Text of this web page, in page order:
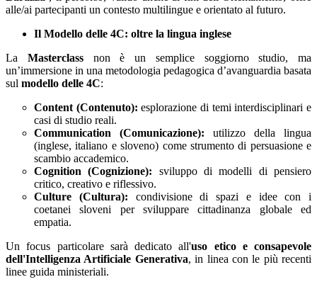
alle/ai partecipanti un contesto multilingue e orientato al futuro.
Il Modello delle 4C: oltre la lingua inglese
La Masterclassnon è un semplice soggiorno studio, ma
un’immersione in una metodologia pedagogica d’avanguardia basata
sul modello delle 4C:
Content (Contenuto): esplorazione di temi interdisciplinari e
casi di studio reali.
Communication (Comunicazione): utilizzo della lingua
(inglese, italiano e sloveno) come strumento di persuasione e
scambio accademico.
Cognition (Cognizione): sviluppo di modelli di pensiero
critico, creativo e riflessivo.
Culture (Cultura): condivisione di spazi e idee con i
coetanei sloveni per sviluppare cittadinanza globale ed
empatia.
Un focus particolare sarà dedicato all'uso etico e consapevole
dell'Intelligenza Artificiale Generativa, in linea con le più recenti
linee guida ministeriali.